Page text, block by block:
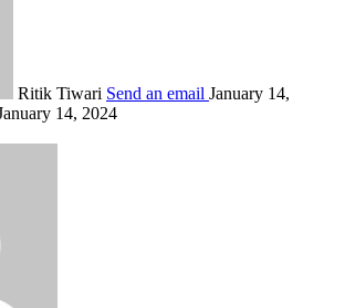
Ritik Tiwari Send an email January 14,
14, 2024